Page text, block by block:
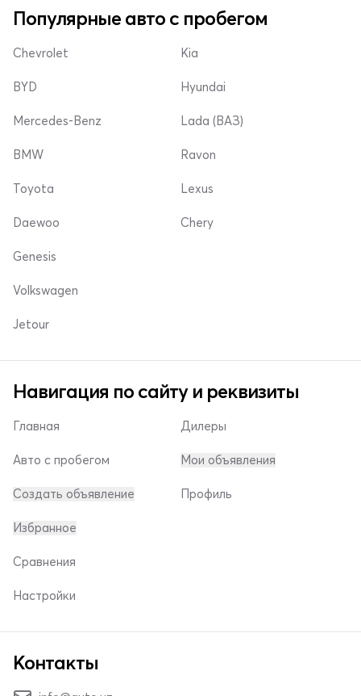
Популярные авто с пробегом
Chevrolet
BYD
Mercedes-Benz
Kia
Hyundai
Lada (ВАЗ)
BMW
Toyota
Daewoo
Ravon
Lexus
Chery
Genesis
Volkswagen
Jetour
Навигация по сайту и реквизиты
Главная
Авто с пробегом
Создать объявление
Дилеры
Мои объявления
Профиль
Избранное
Сравнения
Настройки
Контакты